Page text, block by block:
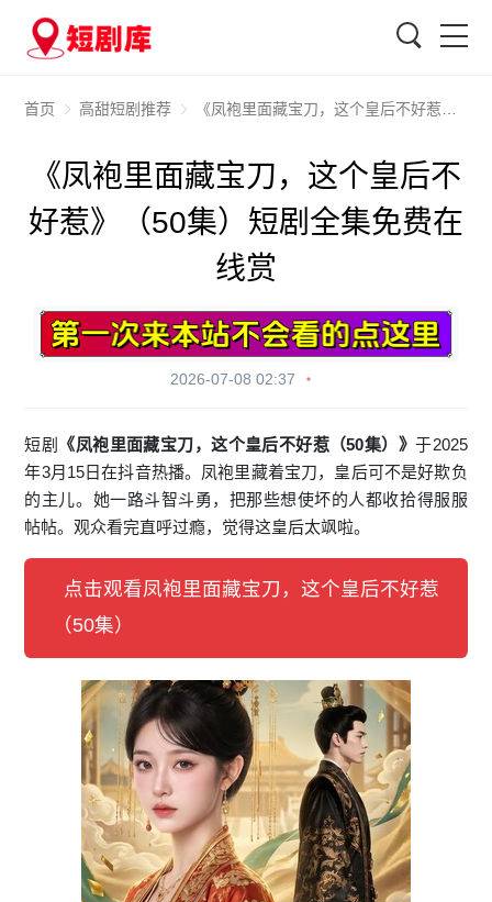
首页 高甜短剧推荐 《凤袍里面藏宝刀，这个皇后不好惹》（50集）短剧全集免费在线赏
《凤袍里面藏宝刀，这个皇后不
好惹》（50集）短剧全集免费在
线赏
2026-07-08 02:37
短剧 《凤袍里面藏宝刀，这个皇后不好惹（50集）》于2025
年3月15日在抖音热播。凤袍里藏着宝刀，皇后可不是好欺负
的主儿。她一路斗智斗勇，把那些想使坏的人都收拾得服服
帖帖。观众看完直呼过瘾，觉得这皇后太飒啦。
点击观看凤袍里面藏宝刀，这个皇后不好惹
（50集）